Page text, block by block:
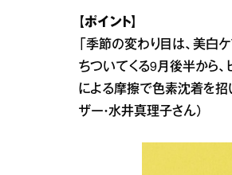
【ポイント】
「季節の変わり目は、美白
ちついてくる9月後半から
による摩擦で色素沈着を招
ザー・水井真理子さん）